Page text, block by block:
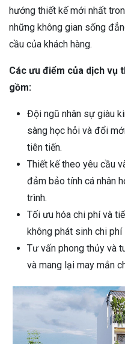
hướng thiết kế mới nhất
những không gian sống
cầu của khách hàng.
Các ưu điểm của dịch vụ
gồm:
Đội ngũ nhân sự giàu
sàng học hỏi và đổi
tiên tiến.
Thiết kế theo yêu cầu
đảm bảo tính cá nhân
trình.
Tối ưu hóa chi phí và
không phát sinh chi phí
Tư vấn phong thủy và
và mang lại may mắn